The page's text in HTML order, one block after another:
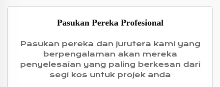
Pasukan Pereka Profesional
Pasukan pereka dan jurutera kami yang
berpengalaman akan mereka
penyelesaian yang paling berkesan dari
segi kos untuk projek anda